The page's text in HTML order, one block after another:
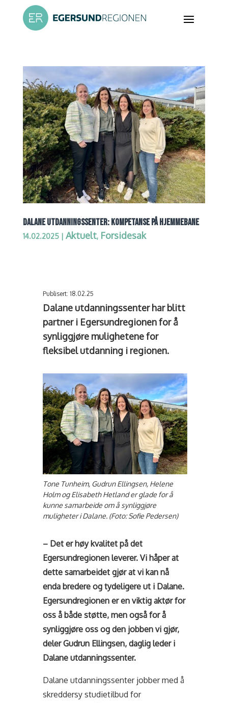
DALANE UTDANNINGSSENTER: KOMPETANSE PÅ HJEMMEBANE
14.02.2025| Aktuelt, Forsidesak
Publisert: 18.02.25
Dalane utdanningssenter har blitt
partner i Egersundregionen for å
synliggjøre mulighetene for
fleksibel utdanning i regionen.
Tone Tunheim, Gudrun Ellingsen, Helene
Holm og Elisabeth Hetland er glade for å
kunne samarbeide om å synliggjøre
muligheter i Dalane. (Foto: Sofie Pedersen)
– Det er høy kvalitet på det
Egersundregionen leverer. Vi håper at
dette samarbeidet gjør at vi kan nå
enda bredere og tydeligere ut i Dalane.
Egersundregionen er en viktig aktør for
oss å både støtte, men også for å
synliggjøre oss og den jobben vi gjør,
deler Gudrun Ellingsen, daglig leder i
Dalane utdanningssenter.
Dalane utdanningssenter jobber med å
skreddersy studietilbud for